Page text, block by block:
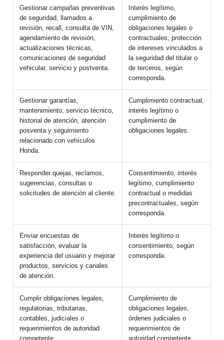
Gestionar campañas preventivas
de seguridad, llamados a
revisión, recall, consulta de VIN,
agendamiento de revisión,
actualizaciones técnicas,
comunicaciones de seguridad
vehicular, servicio y postventa.
Interés legítimo,
cumplimiento de
obligaciones legales o
contractuales, protección
de intereses vinculados a
la seguridad del titular o
de terceros, según
corresponda.
Gestionar garantías,
mantenimiento, servicio técnico,
historial de atención, atención
posventa y seguimiento
relacionado con vehículos
Honda.
Cumplimiento contractual,
interés legítimo o
cumplimiento de
obligaciones legales.
Responder quejas, reclamos,
sugerencias, consultas o
solicitudes de atención al cliente.
Consentimiento, interés
legítimo, cumplimiento
contractual o medidas
precontractuales, según
corresponda.
Enviar encuestas de
satisfacción, evaluar la
experiencia del usuario y mejorar
productos, servicios y canales
de atención.
Interés legítimo o
consentimiento, según
corresponda.
Cumplir obligaciones legales,
regulatorias, tributarias,
contables, judiciales o
requerimientos de autoridad
competente.
Cumplimiento de
obligaciones legales,
órdenes judiciales o
requerimientos de
autoridad competente.